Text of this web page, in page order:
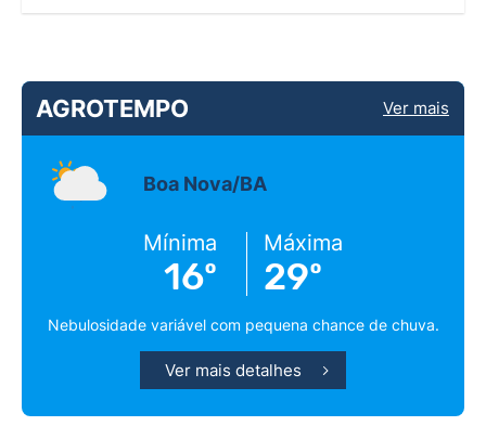
AGROTEMPO Ver mais
Boa Nova/BA
Mínima
16º
Máxima
29º
Nebulosidade variável com pequena chance de chuva.
Ver mais detalhes